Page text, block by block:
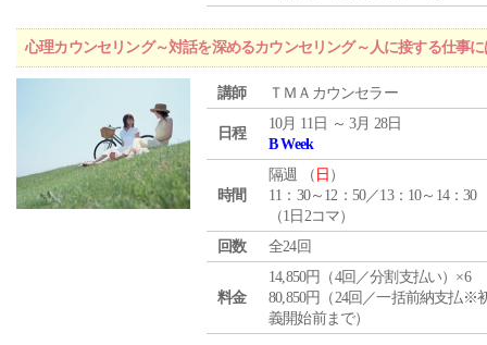
心理カウンセリング～対話を深めるカウンセリング～人に接する仕事
講師 ＴＭＡカウンセラー
日程
10月 11日 ～ 3月 28日
B Week
時間
隔週 （ 日 ）
11：30～12：50／13：10～14：30
（1日2コマ）
回数
全24回
料金
14,850円（4回／分割支払い）×6
80,850円（24回／一括前納支払※
義開始前まで）